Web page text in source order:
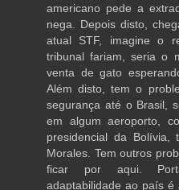
americano pede a
nega. Depois disto,
atual STF, imagine o
tribunal fariam, seria o
venta de gato
Além disto, tem o
segurança até o Brasil,
em algum aeroporto,
presidencial da
Morales. Tem outros
ficar por aqui.
adaptabilidade ao país é